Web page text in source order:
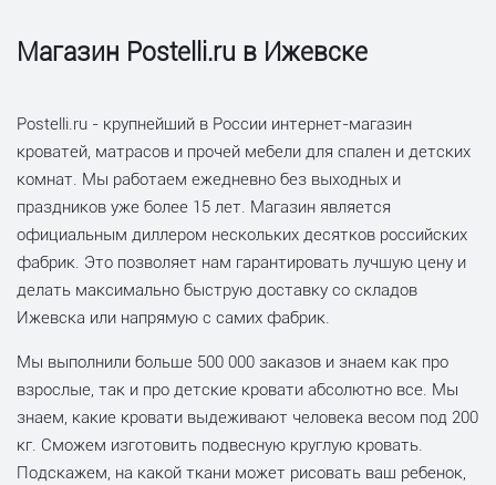
Магазин Postelli.ru в Ижевске
Postelli.ru - крупнейший в России интернет-магазин
кроватей, матрасов и прочей мебели для спален и детских
комнат. Мы работаем ежедневно без выходных и
праздников уже более 15 лет. Магазин является
официальным диллером нескольких десятков российских
фабрик. Это позволяет нам гарантировать лучшую цену и
делать максимально быструю доставку со складов
Ижевска или напрямую с самих фабрик.
Мы выполнили больше 500 000 заказов и знаем как про
взрослые, так и про детские кровати абсолютно все. Мы
знаем, какие кровати выдеживают человека весом под 200
кг. Сможем изготовить подвесную круглую кровать.
Подскажем, на какой ткани может рисовать ваш ребенок,